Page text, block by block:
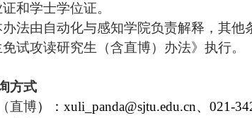
和学士学位证。
办法由自动化与感知学院负责解释，其他
试攻读研究生（含直博）办法》执行。
方式
直博）： xuli_panda@sjtu.edu.cn、 021-